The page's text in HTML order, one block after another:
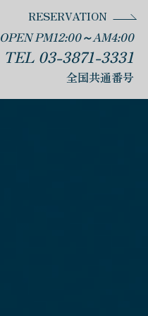
OPEN PM12:00～AM4:00
TEL 03-3871-3331
全国共通番号
RESERVATION